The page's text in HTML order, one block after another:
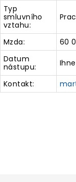
Typ
smluvního
vztahu:
Mzda:
60
Datum
nástupu:
Kontakt: